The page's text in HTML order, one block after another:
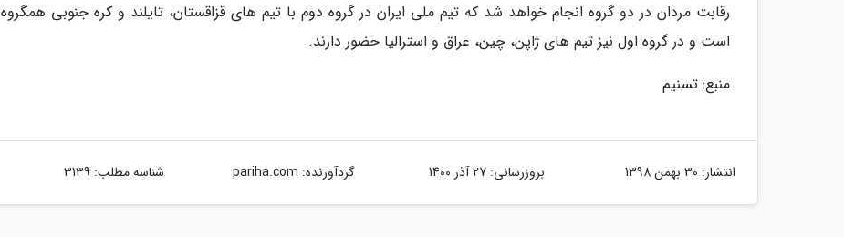
رقابت مردان در دو گروه انجام خواهد شد که تیم ملی ایران در گروه دوم با تیم های قزاقستان، تایلند و کره جنوبی همگروه
است و در گروه اول نیز تیم های ژاپن، چین، عراق و استرالیا حضور دارند.
منبع: تسنیم
انتشار: 30 بهمن 1398 بروزرسانی: 27 آذر 1400 گردآورنده: pariha.com شناسه مطلب: 3139